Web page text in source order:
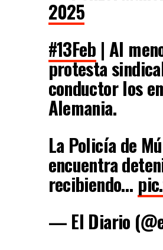
2025
#13Feb | Al
protesta
conductor los
Alemania.
La Policía de
encuentra
recibiendo…
— El Diario